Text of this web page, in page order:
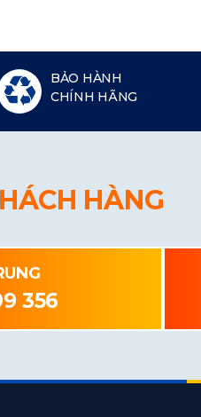
BẢO HÀNH
CHÍNH HÃNG
HÀNG
356